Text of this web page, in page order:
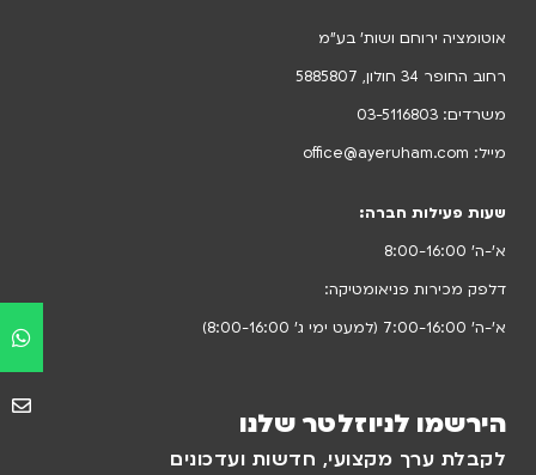
אוטומציה ירוחם ושות’ בע”מ
רחוב החופר 34 חולון, 5885807
משרדים: 03-5116803
מייל: office@ayeruham.com
שעות פעילות חברה:
א’-ה’ 8:00-16:00
דלפק מכירות פניאומטיקה:
א’-ה’ 7:00-16:00 (למעט ימי ג’ 8:00-16:00)
הירשמו לניוזלטר שלנו
לקבלת ערך מקצועי, חדשות ועדכונים